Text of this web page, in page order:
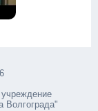
Волгограда"